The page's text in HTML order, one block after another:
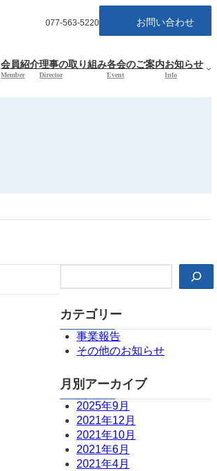
077-563-5220 お問い合わせ
会員紹介
Member
理事の取り組み
Director
各会のご案内
Event
お知らせ
Info
カテゴリー
事業報告
その他のお知らせ
月別アーカイブ
2025年9月
2021年12月
2021年10月
2021年6月
2021年4月